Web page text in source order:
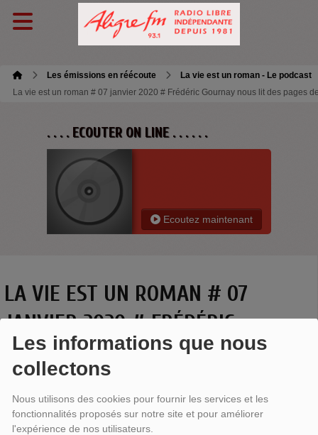
Les informations que nous
collectons
Nous utilisons des cookies pour fournir les services et les
fonctionnalités proposés sur notre site et pour améliorer
l'expérience de nos utilisateurs.
Les émissions en réécoute
La vie est un roman - Le podcast
La vie est un roman # 07 janvier 2020 # Frédéric Gournay nous lit des pages
. . . . ECOUTER ON LINE . . . . . .
Ecoutez maintenant
LA VIE EST UN ROMAN # 07
JANVIER 2020 # FRÉDÉRIC
GOURNAY NOUS LIT DES PAGES DE
SON ROMAN INÉDIT PARS LOIN
L'AVENTURE EST INFINIE